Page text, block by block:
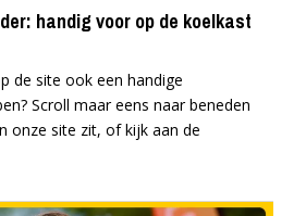
handig voor op de koelkast
de site ook een handige
Scroll maar eens naar beneden
onze site zit, of kijk aan de